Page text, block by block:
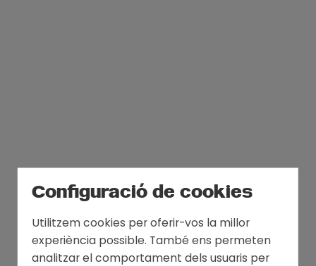
Configuració de cookies
Utilitzem cookies per oferir-vos la millor
experiència possible. També ens permeten
analitzar el comportament dels usuaris per